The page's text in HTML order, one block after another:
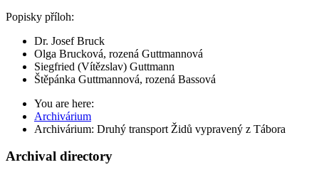
Popisky příloh:
Dr. Josef Bruck
Olga Brucková, rozená Guttmannová
Siegfried (Vítězslav) Guttmann
Štěpánka Guttmannová, rozená Bassová
You are here:
Archivárium
Archivárium: Druhý transport Židů vypravený z Tábora
Archival directory